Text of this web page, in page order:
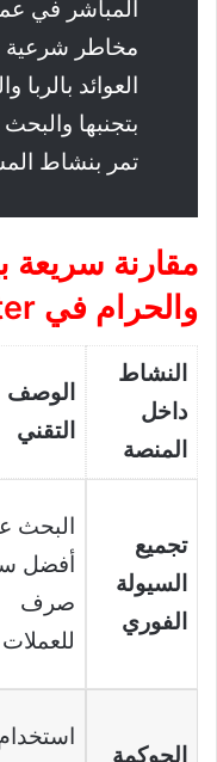
مخاطر شرعية
العوائد بالربا
بتجنبها
تمر بنشاط
مقارنة سريعة
والحرام في Jupiter
النشاط
داخل
المنصة
الوصف
التقني
تجميع
السيولة
الفوري
البحث
أفضل
صرف
للعملات
الحوكمة